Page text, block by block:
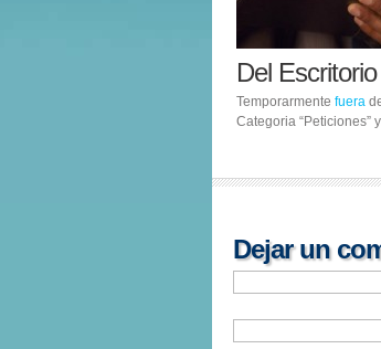
Del
Temporarmente fuera
Categoria “Peticiones” y
Dejar un